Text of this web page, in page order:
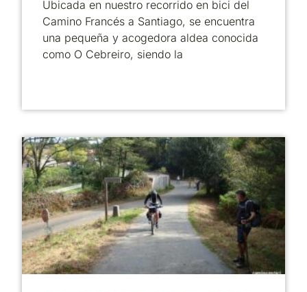
Ubicada en nuestro recorrido en bici del
Camino Francés a Santiago, se encuentra
una pequeña y acogedora aldea conocida
como O Cebreiro, siendo la